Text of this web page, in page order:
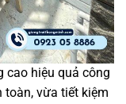
cao hiệu quả công
toàn, vừa tiết kiệm